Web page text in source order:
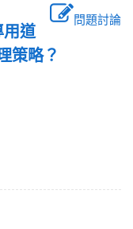
問題討論
用道
策略？